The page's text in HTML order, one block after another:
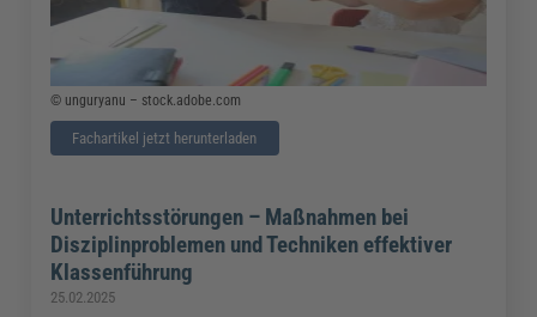
© unguryanu – stock.adobe.com
Fachartikel jetzt herunterladen
Unterrichtsstörungen – Maßnahmen bei
Disziplinproblemen und Techniken effektiver
Klassenführung
25.02.2025